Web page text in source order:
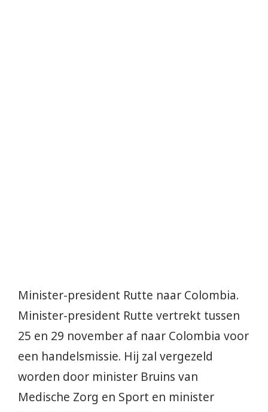
Minister-president Rutte naar Colombia.
Minister-president Rutte vertrekt tussen
25 en 29 november af naar Colombia voor
een handelsmissie. Hij zal vergezeld
worden door minister Bruins van
Medische Zorg en Sport en minister